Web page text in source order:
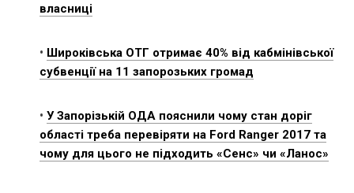
власниці
• Широківська ОТГ отримає 40% від кабмінівської
субвенції на 11 запорозьких громад
• У Запорізькій ОДА пояснили чому стан доріг
області треба перевіряти на Ford Ranger 2017 та
чому для цього не підходить «Сенс» чи «Ланос»